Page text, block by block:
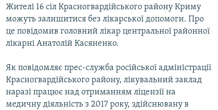
Усі сайти RFE/RL
Жителі 16 сіл Красногвардійського району Криму
можуть залишитися без лікарської допомоги. Про
це повідомив головний лікар центральної районної
лікарні Анатолій Касяненко.
Як повідомляє прес-служба російської адміністрації
Красногвардійського району, лікувальний заклад
наразі працює над отриманням ліцензії на
медичну діяльність з 2017 року, здійснювану в